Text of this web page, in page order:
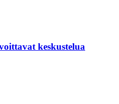
keskustelua